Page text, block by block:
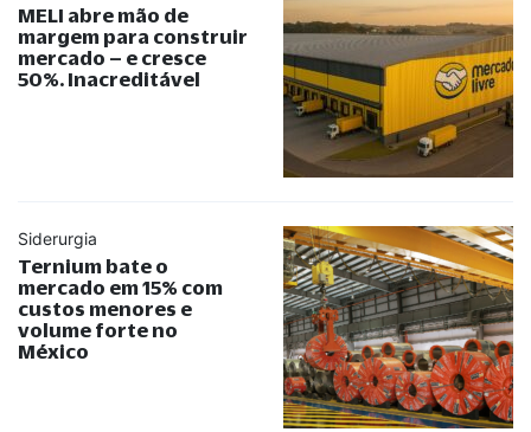
MELI abre mão de
margem para construir
mercado – e cresce
50%. Inacreditável
Siderurgia
Ternium bate o
mercado em 15% com
custos menores e
volume forte no
México